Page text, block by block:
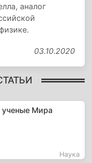
аналог
03.10.2020
ученые Мира
Наука